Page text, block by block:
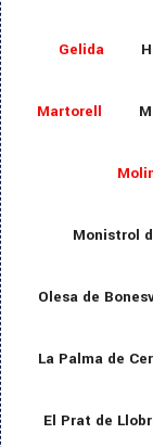
Gelida
Martorell
Monistrol
Olesa de
La Palma de
El Prat de